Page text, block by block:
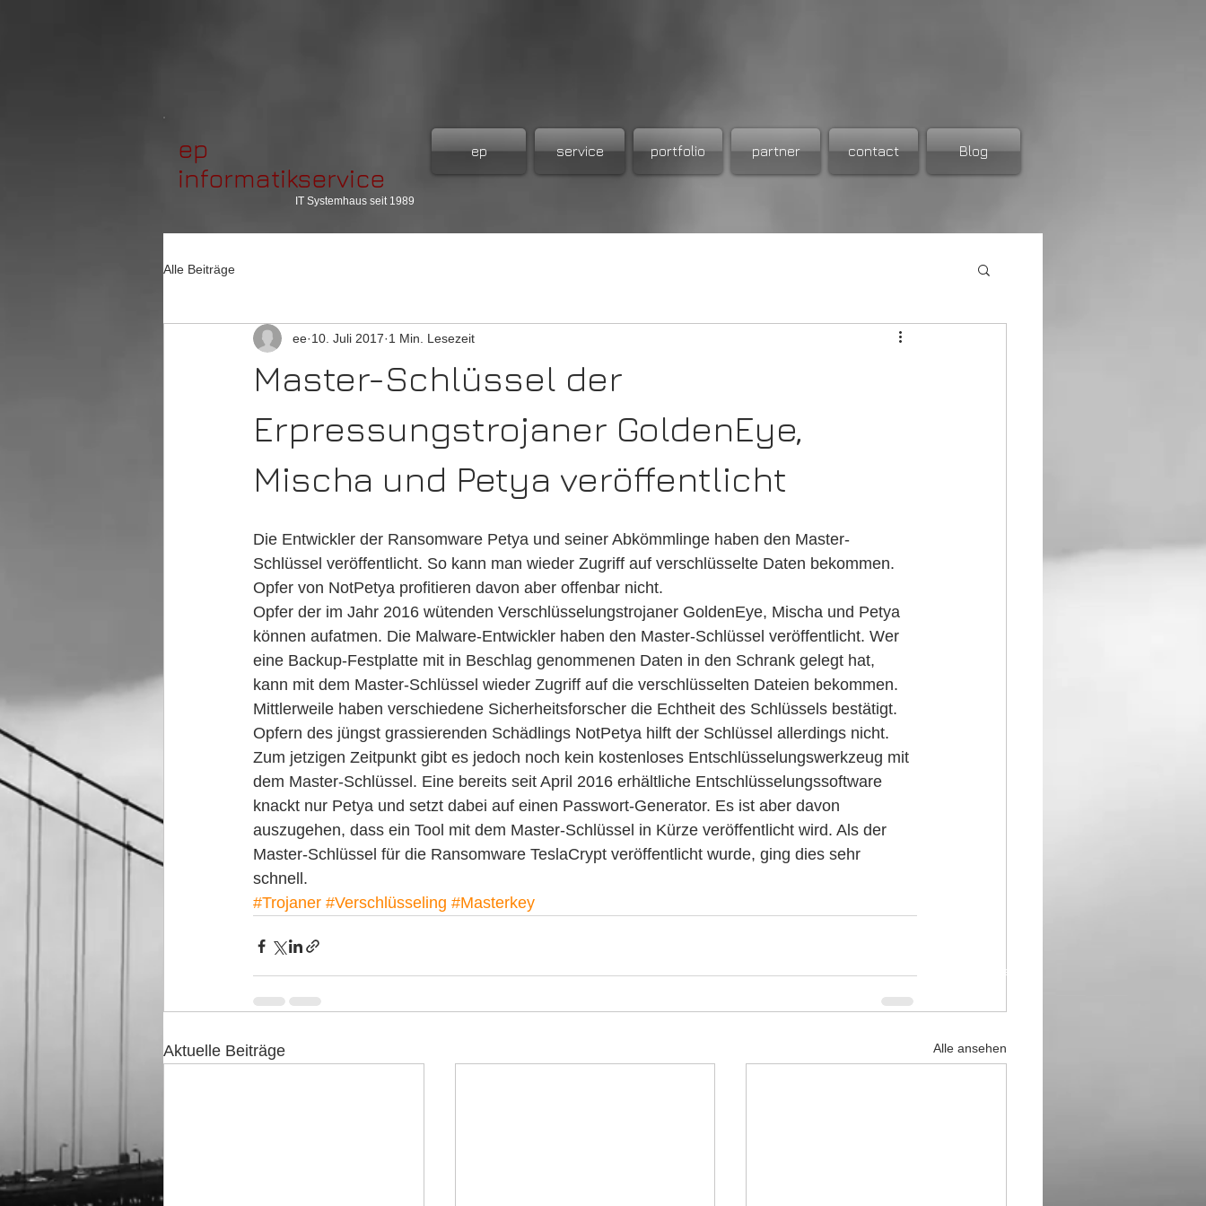
ep
informatikservice
IT Systemhaus seit 1989
ep service portfolio partner contact Blog
Alle Beiträge
Master-Schlüssel der
Erpressungstrojaner GoldenEye,
Mischa und Petya veröffentlicht
ee 10. Juli 2017 1 Min. Lesezeit
Die Entwickler der Ransomware Petya und seiner Abkömmlinge haben den Master-
Schlüssel veröffentlicht. So kann man wieder Zugriff auf verschlüsselte Daten bekommen.
Opfer von NotPetya profitieren davon aber offenbar nicht.
Opfer der im Jahr 2016 wütenden Verschlüsselungstrojaner GoldenEye, Mischa und Petya
können aufatmen. Die Malware-Entwickler haben den Master-Schlüssel veröffentlicht. Wer
eine Backup-Festplatte mit in Beschlag genommenen Daten in den Schrank gelegt hat,
kann mit dem Master-Schlüssel wieder Zugriff auf die verschlüsselten Dateien bekommen.
Mittlerweile haben verschiedene Sicherheitsforscher die Echtheit des Schlüssels bestätigt.
Opfern des jüngst grassierenden Schädlings NotPetya hilft der Schlüssel allerdings nicht.
Zum jetzigen Zeitpunkt gibt es jedoch noch kein kostenloses Entschlüsselungswerkzeug mit
dem Master-Schlüssel. Eine bereits seit April 2016 erhältliche Entschlüsselungssoftware
knackt nur Petya und setzt dabei auf einen Passwort-Generator. Es ist aber davon
auszugehen, dass ein Tool mit dem Master-Schlüssel in Kürze veröffentlicht wird. Als der
Master-Schlüssel für die Ransomware TeslaCrypt veröffentlicht wurde, ging dies sehr
schnell.
#Trojaner #Verschlüsseling #Masterkey
Aktuelle Beiträge Alle ansehen
Impressum